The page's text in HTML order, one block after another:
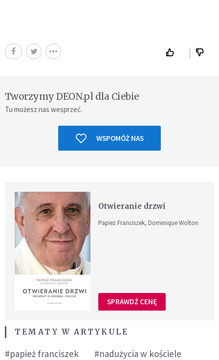
Tworzymy DEON.pl dla Ciebie
Tu możesz nas wesprzeć.
WSPOMÓŻ NAS
Otwieranie drzwi
Papież Franciszek, Dominique Wolton
SPRAWDŹ CENĘ
TEMATY W ARTYKULE
#papież franciszek
#nadużycia w kościele